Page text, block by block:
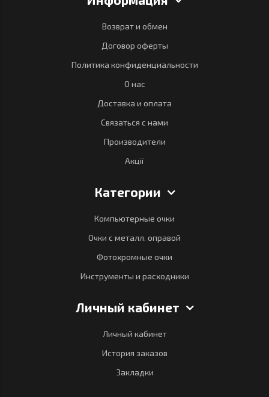
Возврат и обмен
Договор оферты
Политика конфиденциальности
О нас
Доставка и оплата
Связаться с нами
Производители
Акції
Категории
Компьютерные очки
Очки с металл. оправой
Фотохромные очки
Инструменты и расходники
Личный кабинет
Личный кабинет
История заказов
Закладки